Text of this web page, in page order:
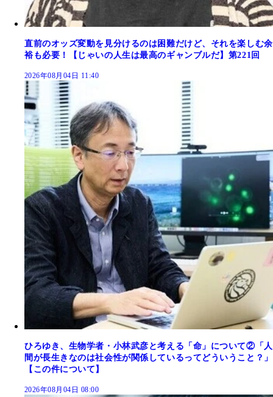
直前のオッズ変動を見分けるのは困難だけど、それを楽しむ余
裕も必要！【じゃいの人生は最高のギャンブルだ】第221回
2026年08月04日 11:40
ひろゆき、生物学者・小林武彦と考える「命」について②「人
間が長生きなのは社会性が関係しているってどういうこと？」
【この件について】
2026年08月04日 08:00